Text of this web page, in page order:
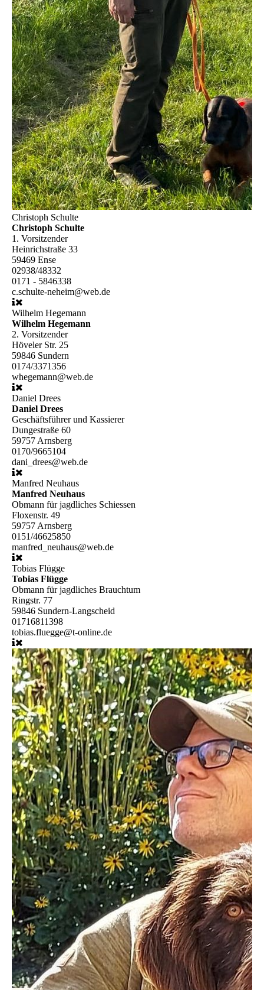
Christoph Schulte
Christoph Schulte
1. Vorsitzender
Heinrichstraße 33
59469 Ense
02938/48332
0171 - 5846338
c.schulte-neheim@web.de
Wilhelm Hegemann
Wilhelm Hegemann
2. Vorsitzender
Höveler Str. 25
59846 Sundern
0174/3371356
whegemann@web.de
Daniel Drees
Daniel Drees
Geschäftsführer und Kassierer
Dungestraße 60
59757 Arnsberg
0170/9665104
dani_drees@web.de
Manfred Neuhaus
Manfred Neuhaus
Obmann für jagdliches Schiessen
Floxenstr. 49
59757 Arnsberg
0151/46625850
manfred_neuhaus@web.de
Tobias Flügge
Tobias Flügge
Obmann für jagdliches Brauchtum
Ringstr. 77
59846 Sundern-Langscheid
01716811398
tobias.fluegge@t-online.de